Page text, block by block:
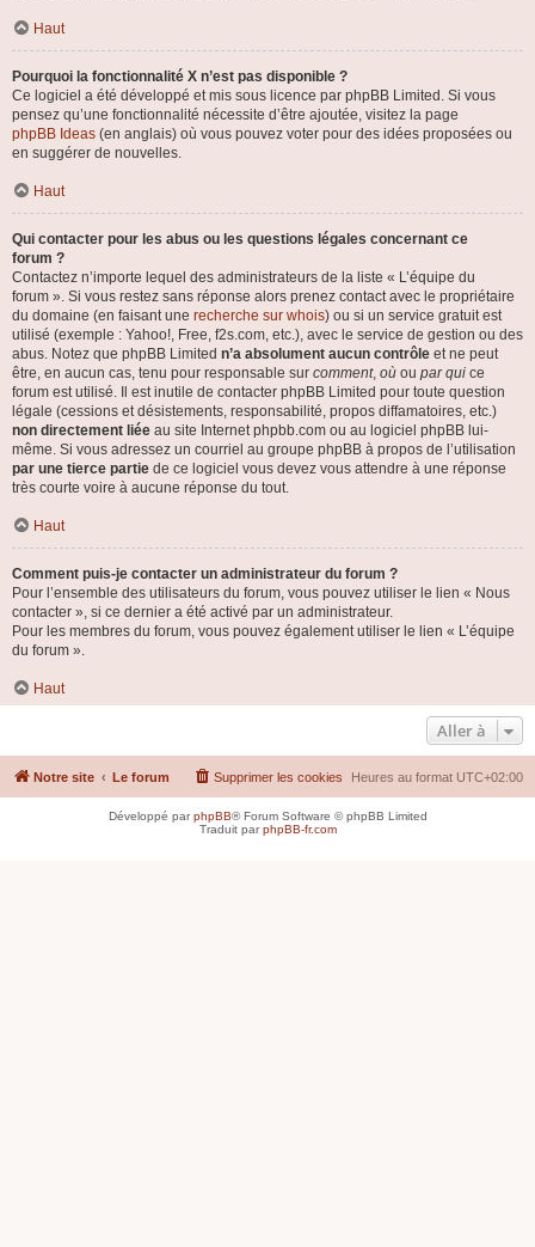
Haut
Pourquoi la fonctionnalité X n’est pas disponible ?
Ce logiciel a été développé et mis sous licence par phpBB Limited. Si vous
pensez qu’une fonctionnalité nécessite d’être ajoutée, visitez la page
phpBB Ideas (en anglais) où vous pouvez voter pour des idées proposées ou
en suggérer de nouvelles.
Haut
Qui contacter pour les abus ou les questions légales concernant ce
forum ?
Contactez n’importe lequel des administrateurs de la liste « L’équipe du
forum ». Si vous restez sans réponse alors prenez contact avec le propriétaire
du domaine (en faisant une recherche sur whois) ou si un service gratuit est
utilisé (exemple : Yahoo!, Free, f2s.com, etc.), avec le service de gestion ou des
abus. Notez que phpBB Limited n’a absolument aucun contrôle et ne peut
être, en aucun cas, tenu pour responsable sur comment, où ou par qui ce
forum est utilisé. Il est inutile de contacter phpBB Limited pour toute question
légale (cessions et désistements, responsabilité, propos diffamatoires, etc.)
non directement liée au site Internet phpbb.com ou au logiciel phpBB lui-
même. Si vous adressez un courriel au groupe phpBB à propos de l’utilisation
par une tierce partie de ce logiciel vous devez vous attendre à une réponse
très courte voire à aucune réponse du tout.
Haut
Comment puis-je contacter un administrateur du forum ?
Pour l’ensemble des utilisateurs du forum, vous pouvez utiliser le lien « Nous
contacter », si ce dernier a été activé par un administrateur.
Pour les membres du forum, vous pouvez également utiliser le lien « L’équipe
du forum ».
Haut
Aller à
Notre site Le forum Heures au format UTC+02:00
Supprimer les cookies
Développé parphpBB® Forum Software © phpBB Limited
Traduit parphpBB-fr.com